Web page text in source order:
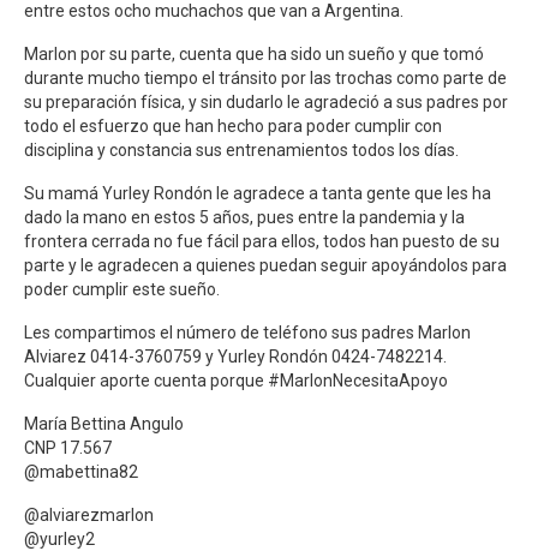
entre estos ocho muchachos que van a Argentina.
Marlon por su parte, cuenta que ha sido un sueño y que tomó
durante mucho tiempo el tránsito por las trochas como parte de
su preparación física, y sin dudarlo le agradeció a sus padres por
todo el esfuerzo que han hecho para poder cumplir con
disciplina y constancia sus entrenamientos todos los días.
Su mamá Yurley Rondón le agradece a tanta gente que les ha
dado la mano en estos 5 años, pues entre la pandemia y la
frontera cerrada no fue fácil para ellos, todos han puesto de su
parte y le agradecen a quienes puedan seguir apoyándolos para
poder cumplir este sueño.
Les compartimos el número de teléfono sus padres Marlon
Alviarez 0414-3760759 y Yurley Rondón 0424-7482214.
Cualquier aporte cuenta porque #MarlonNecesitaApoyo
María Bettina Angulo
CNP 17.567
@mabettina82
@alviarezmarlon
@yurley2